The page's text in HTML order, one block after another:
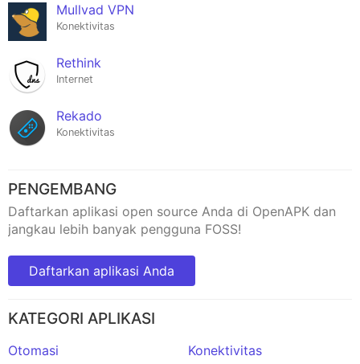
Mullvad VPN
Konektivitas
Rethink
Internet
Rekado
Konektivitas
PENGEMBANG
Daftarkan aplikasi open source Anda di OpenAPK dan
jangkau lebih banyak pengguna FOSS!
Daftarkan aplikasi Anda
KATEGORI APLIKASI
Otomasi
Konektivitas